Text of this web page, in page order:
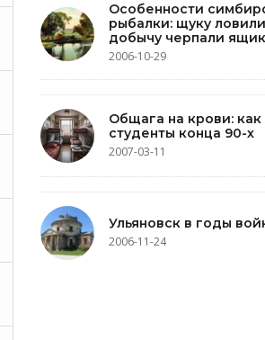
Особенности
рыбалки: щуку
добычу черпали
2006-10-29
Общага на крови:
студенты конца 90-х
2007-03-11
Ульяновск в годы
2006-11-24